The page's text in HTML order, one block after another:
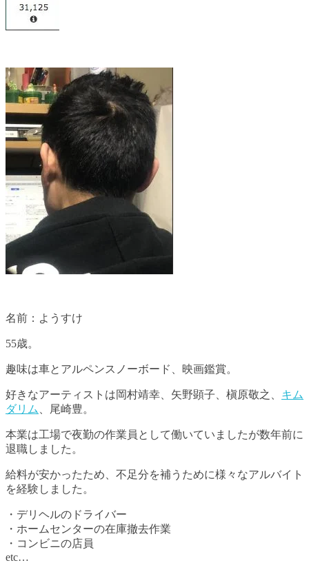
名前：ようすけ
55歳。
趣味は車とアルペンスノーボード、映画鑑賞。
好きなアーティストは岡村靖幸、矢野顕子、槇原敬之、 キム
ダリム
、尾崎豊。
本業は工場で夜勤の作業員として働いていましたが数年前に
退職しました。
給料が安かったため、不足分を補うために様々なアルバイト
を経験しました。
・デリヘルのドライバー
・ホームセンターの在庫撤去作業
・コンビニの店員
etc…